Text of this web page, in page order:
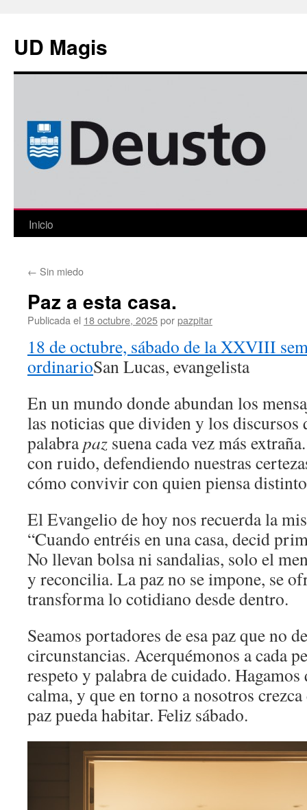
contenido
UD Magis
Inicio
← Sin miedo
Paz a esta casa.
Publicada el 18 octubre, 2025porpazpitar
18 de octubre, sábado de la XXVIII
ordinarioSan Lucas, evangelista
En un mundo donde abundan los
las noticias que dividen y los discursos
palabrapaz suena cada vez más
con ruido, defendiendo nuestras
cómo convivir con quien piensa
El Evangelio de hoy nos recuerda la
“Cuando entréis en una casa, decid
No llevan bolsa ni sandalias, solo el
y reconcilia. La paz no se impone, se
transforma lo cotidiano desde dentro.
Seamos portadores de esa paz que no
circunstancias. Acerquémonos a cada
respeto y palabra de cuidado. Hagamos
calma, y que en torno a nosotros
paz pueda habitar. Feliz sábado.